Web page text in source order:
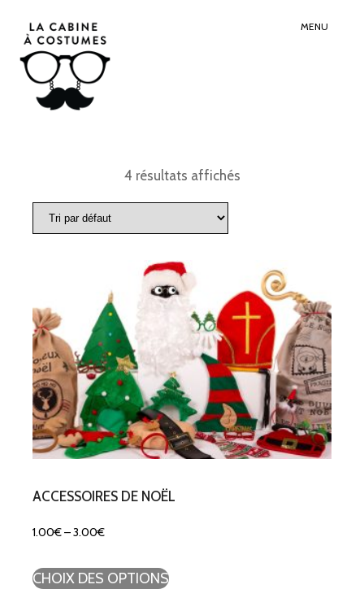
MENU
4 résultats affichés
ACCESSOIRES DE NOËL
1.00€–3.00€
CHOIX DES OPTIONS